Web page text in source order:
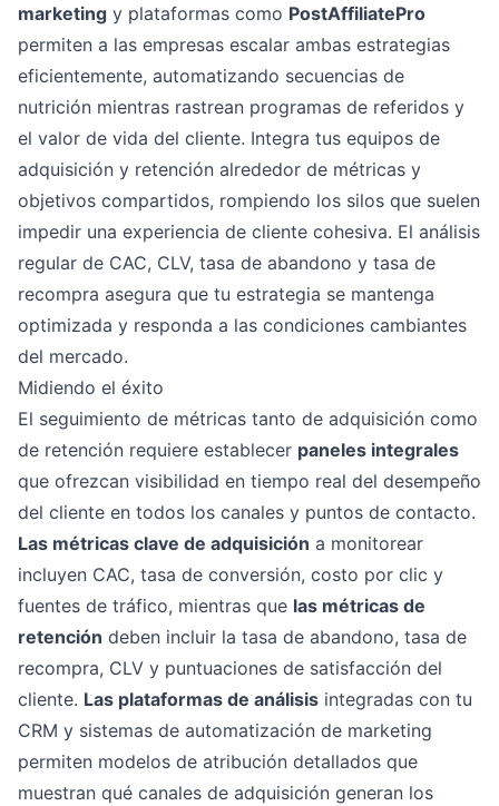
marketing y plataformas como PostAffiliatePro
permiten a las empresas escalar ambas estrategias
eficientemente, automatizando secuencias de
nutrición mientras rastrean programas de referidos y
el valor de vida del cliente. Integra tus equipos de
adquisición y retención alrededor de métricas y
objetivos compartidos, rompiendo los silos que suelen
impedir una experiencia de cliente cohesiva. El análisis
regular de CAC, CLV, tasa de abandono y tasa de
recompra asegura que tu estrategia se mantenga
optimizada y responda a las condiciones cambiantes
del mercado.
Midiendo el éxito
El seguimiento de métricas tanto de adquisición como
de retención requiere establecer paneles integrales
que ofrezcan visibilidad en tiempo real del desempeño
del cliente en todos los canales y puntos de contacto.
Las métricas clave de adquisición a monitorear
incluyen CAC, tasa de conversión, costo por clic y
fuentes de tráfico, mientras que las métricas de
retención deben incluir la tasa de abandono, tasa de
recompra, CLV y puntuaciones de satisfacción del
cliente. Las plataformas de análisis integradas con tu
CRM y sistemas de automatización de marketing
permiten modelos de atribución detallados que
muestran qué canales de adquisición generan los